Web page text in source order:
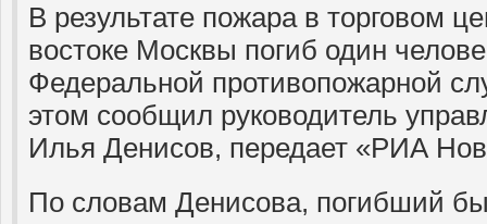
В результате пожара в торговом
востоке Москвы погиб один
Федеральной противопожарной
этом сообщил руководитель
Илья Денисов, передает «РИА
По словам Денисова, погибший